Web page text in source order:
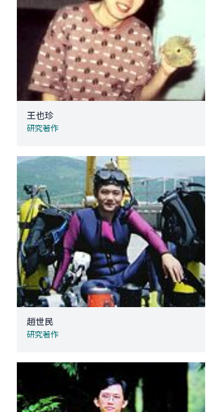
王也珍
研究著作
趙世民
研究著作